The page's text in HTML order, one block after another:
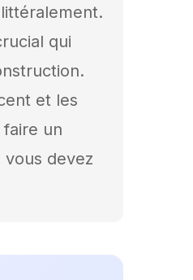
qui
et les
un
devez